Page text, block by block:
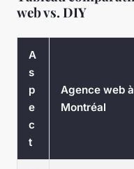
web vs. DIY
A
s
p
e
c
t
Agence web à
Montréal